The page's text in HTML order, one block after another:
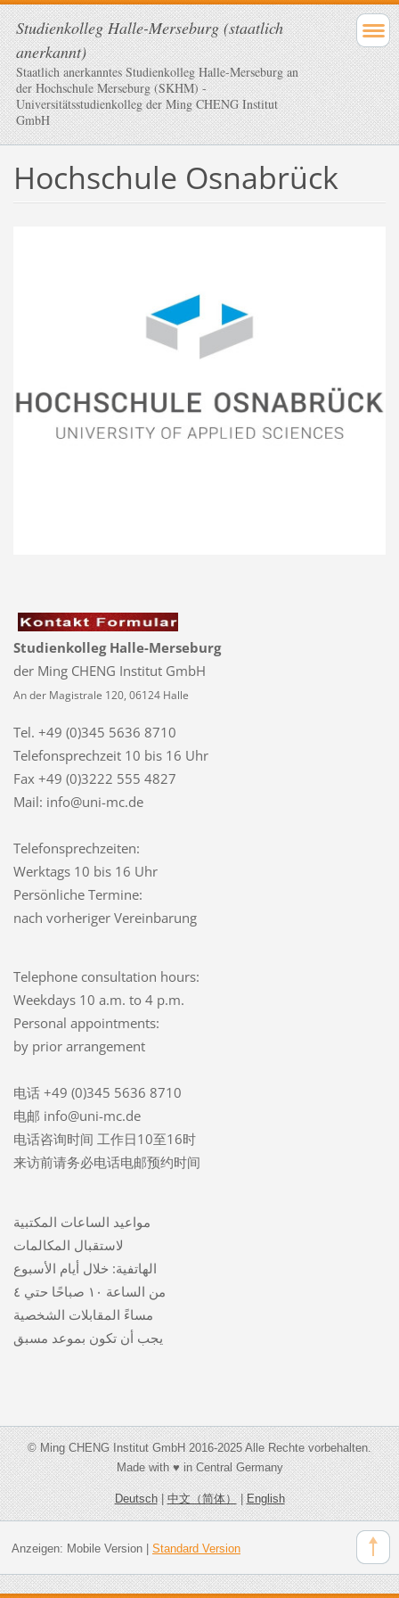
Studienkolleg Halle-Merseburg (staatlich
anerkannt)
Staatlich anerkanntes Studienkolleg Halle-Merseburg an
der Hochschule Merseburg (SKHM) -
Universitätsstudienkolleg der Ming CHENG Institut
GmbH
Hochschule Osnabrück
Studienkolleg Halle-Merseburg
der Ming CHENG Institut GmbH
An der Magistrale 120, 06124 Halle
Tel. +49 (0)345 5636 8710
Telefonsprechzeit 10 bis 16 Uhr
Fax +49 (0)3222 555 4827
Mail: info@uni-mc.de
Telefonsprechzeiten:
Werktags 10 bis 16 Uhr
Persönliche Termine:
nach vorheriger Vereinbarung
Telephone consultation hours:
Weekdays 10 a.m. to 4 p.m.
Personal appointments:
by prior arrangement
电话 +49 (0)345 5636 8710
电邮 info@uni-mc.de
电话咨询时间 工作日10至16时
来访前请务必电话电邮预约时间
مواعيد الساعات المكتبية
لاستقبال المكالمات
الهاتفية: خلال أيام الأسبوع
من الساعة ١٠ صباحًا حتي ٤
مساءً المقابلات الشخصية
يجب أن تكون بموعد مسبق
© Ming CHENG Institut GmbH 2016-2025 Alle Rechte vorbehalten.
Made with ♥ in Central Germany
Deutsch|中文（简体）|English
Anzeigen: Mobile Version| Standard Version